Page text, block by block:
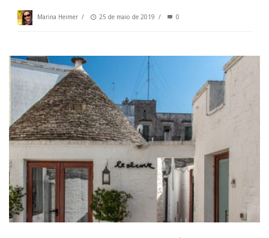
Marina Heimer / 25 de maio de 2019 / 0